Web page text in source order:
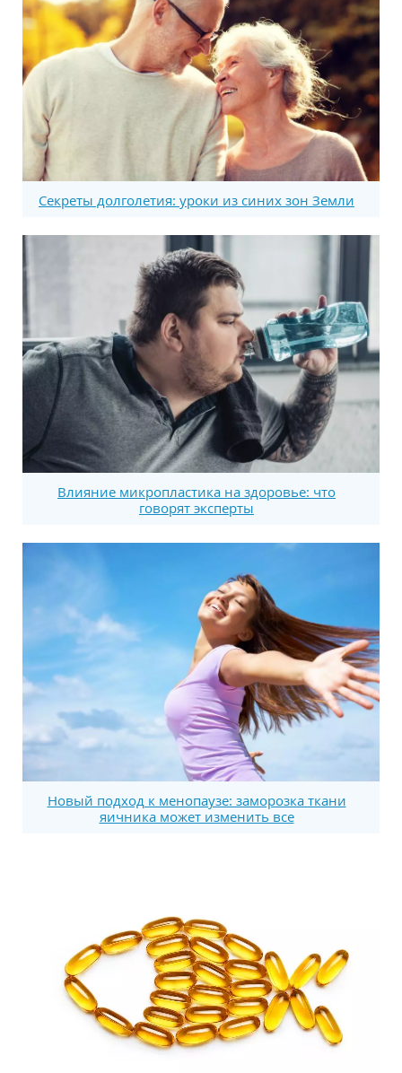
Секреты долголетия: уроки из синих зон Земли
Влияние микропластика на здоровье: что
говорят эксперты
Новый подход к менопаузе: заморозка ткани
яичника может изменить все